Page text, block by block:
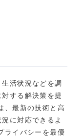
本ポリシーの
に努めます。
活状況などを調
する解決策を提
、最新の技術と高
に対応できるよ
ライバシーを最優